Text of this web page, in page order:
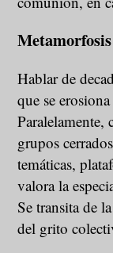
Hablar de
que se
Paralelamente,
grupos
temáticas,
valora la
Se transita de
del grito